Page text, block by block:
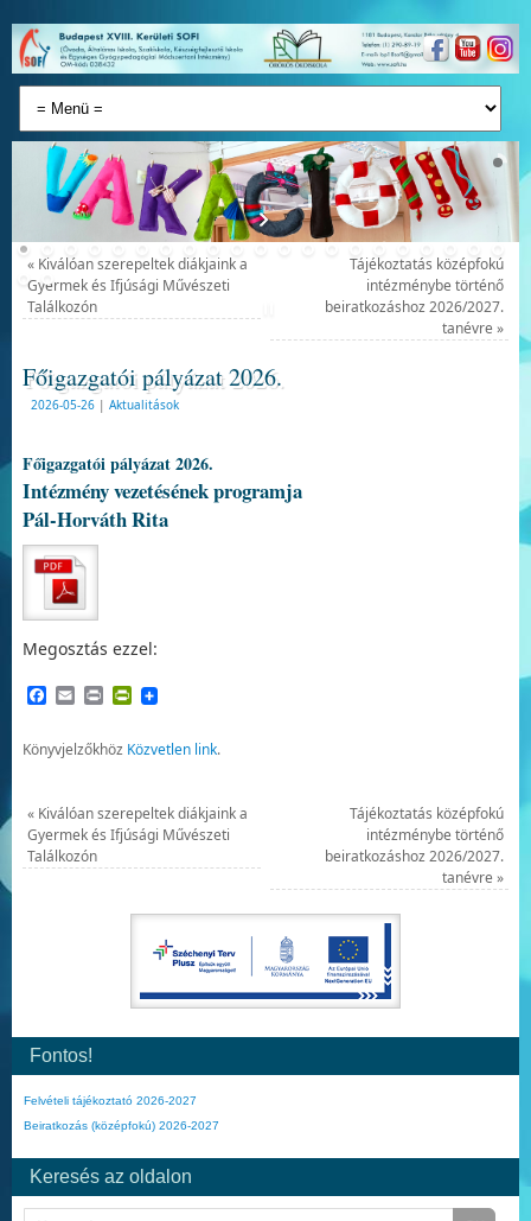
«Kiválóan szerepeltek diákjaink a
Gyermek és Ifjúsági Művészeti
Találkozón
Tájékoztatás középfokú
intézménybe történő
beiratkozáshoz 2026/2027.
tanévre»
Főigazgatói pályázat 2026.
2026-05-26 | Aktualitások
Főigazgatói pályázat 2026.
Intézmény vezetésének programja
Pál-Horváth Rita
Megosztás ezzel:
Facebook
EmailPrintPrintFriendly
Könyvjelzőkhöz Közvetlen link.
«Kiválóan szerepeltek diákjaink a
Gyermek és Ifjúsági Művészeti
Találkozón
Tájékoztatás középfokú
intézménybe történő
beiratkozáshoz 2026/2027.
tanévre»
Fontos!
Felvételi tájékoztató 2026-2027
Beiratkozás (középfokú) 2026-2027
Keresés az oldalon